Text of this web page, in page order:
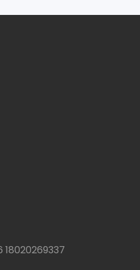
18020269337